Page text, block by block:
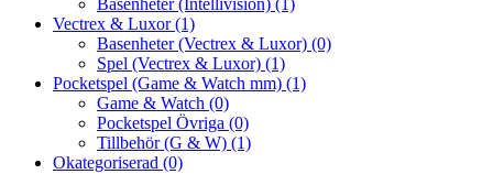
Basenheter (Intellivision) (1)
Vectrex & Luxor(1)
Basenheter (Vectrex & Luxor) (0)
Spel (Vectrex & Luxor) (1)
Pocketspel (Game & Watch mm) (1)
Game & Watch (0)
Pocketspel Övriga (0)
Tillbehör (G & W) (1)
Okategoriserad (0)